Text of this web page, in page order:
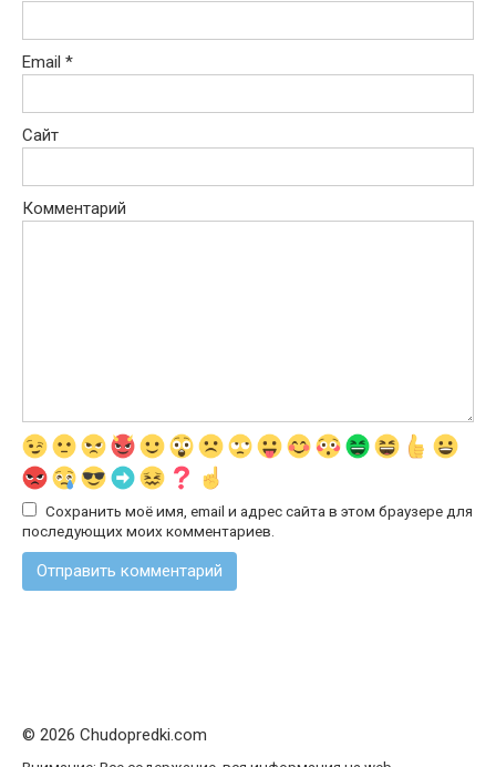
Email *
Сайт
Комментарий
Сохранить моё имя, email и адрес сайта в этом браузере для
последующих моих комментариев.
© 2026 Chudopredki.com